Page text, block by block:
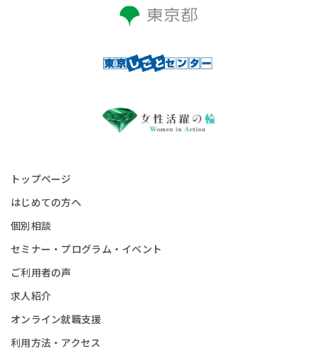
トップページ
はじめての方へ
個別相談
セミナー・プログラム・イベント
ご利用者の声
求人紹介
オンライン就職支援
利用方法・アクセス